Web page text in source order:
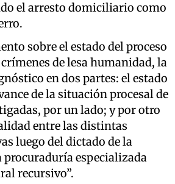
el arresto domiciliario como
sobre el estado del proceso
de lesa humanidad, la
en dos partes: el estado
de la situación procesal de
por un lado; y por otro
entre las distintas
luego del dictado de la
procuraduría especializada
recursivo”.